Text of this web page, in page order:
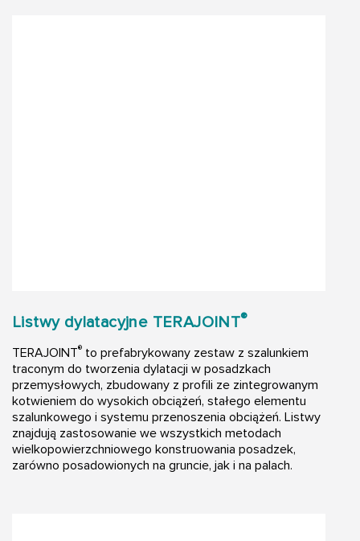
Listwy dylatacyjne TERAJOINT®
TERAJOINT® to prefabrykowany zestaw z szalunkiem
traconym do tworzenia dylatacji w posadzkach
przemysłowych, zbudowany z profili ze zintegrowanym
kotwieniem do wysokich obciążeń, stałego elementu
szalunkowego i systemu przenoszenia obciążeń. Listwy
znajdują zastosowanie we wszystkich metodach
wielkopowierzchniowego konstruowania posadzek,
zarówno posadowionych na gruncie, jak i na palach.